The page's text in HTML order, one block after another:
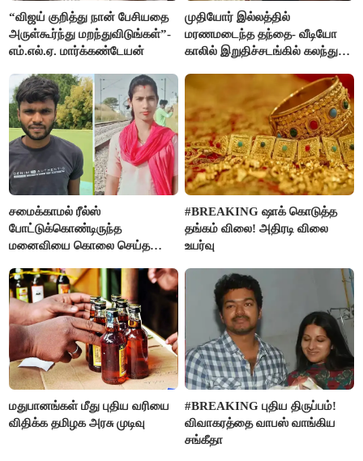
“விஜய் குறித்து நான் பேசியதை
அருள்கூர்ந்து மறந்துவிடுங்கள்”-
எம்.எல்.ஏ. மார்க்கண்டேயன்
முதியோர் இல்லத்தில்
மரணமடைந்த தந்தை- வீடியோ
காலில் இறுதிச்சடங்கில் கலந்து
சமைக்காமல் ரீல்ஸ்
போட்டுக்கொண்டிருந்த
மனைவியை கொலை செய்த
#BREAKING ஷாக் கொடுத்த
தங்கம் விலை! அதிரடி விலை
உயர்வு
மதுபானங்கள் மீது புதிய வரியை
விதிக்க தமிழக அரசு முடிவு
#BREAKING புதிய திருப்பம்!
விவாகரத்தை வாபஸ் வாங்கிய
சங்கீதா